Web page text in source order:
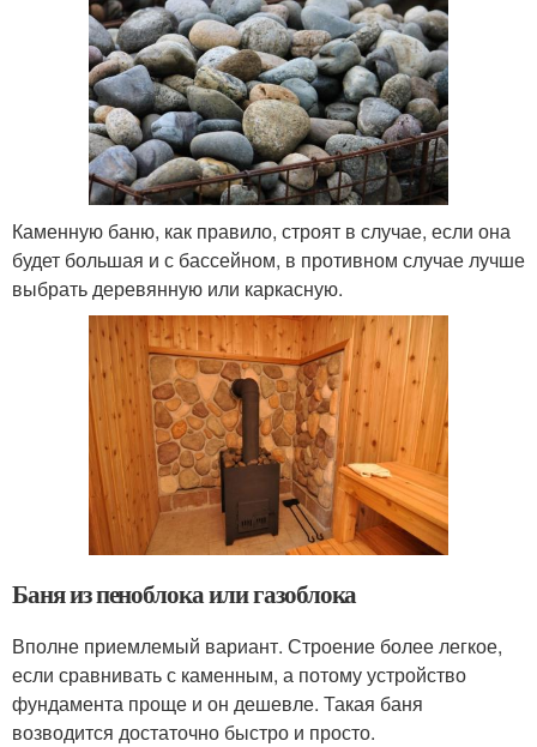
Каменную баню, как правило, строят в случае, если она
будет большая и с бассейном, в противном случае лучше
выбрать деревянную или каркасную.
Баня из пеноблока или газоблока
Вполне приемлемый вариант. Строение более легкое,
если сравнивать с каменным, а потому устройство
фундамента проще и он дешевле. Такая баня
возводится достаточно быстро и просто.